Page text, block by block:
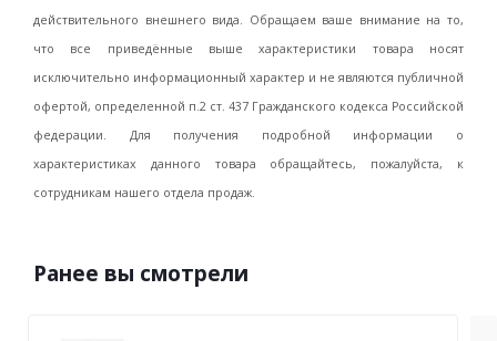
действительного внешнего вида. Обращаем ваше внимание на то,
что все приведённые выше характеристики товара носят
исключительно информационный характер и не являются публичной
офертой, определенной п.2 ст. 437 Гражданского кодекса Российской
федерации. Для получения подробной информации о
характеристиках данного товара обращайтесь, пожалуйста, к
сотрудникам нашего отдела продаж.
Ранее вы смотрели